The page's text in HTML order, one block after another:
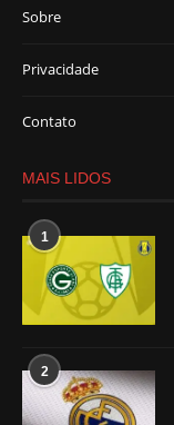
Sobre
Privacidade
Contato
MAIS LIDOS
1
2